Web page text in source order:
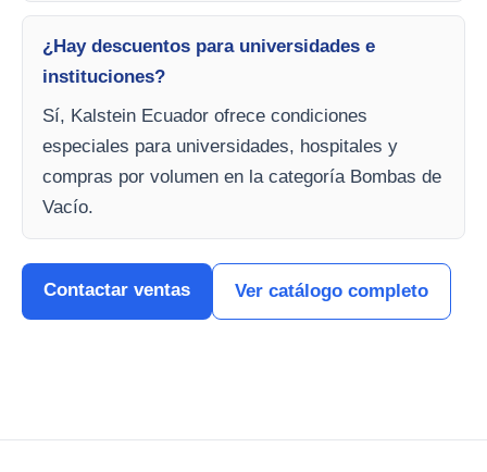
¿Hay descuentos para universidades e
instituciones?
Sí, Kalstein Ecuador ofrece condiciones
especiales para universidades, hospitales y
compras por volumen en la categoría Bombas de
Vacío.
Contactar ventas Ver catálogo completo